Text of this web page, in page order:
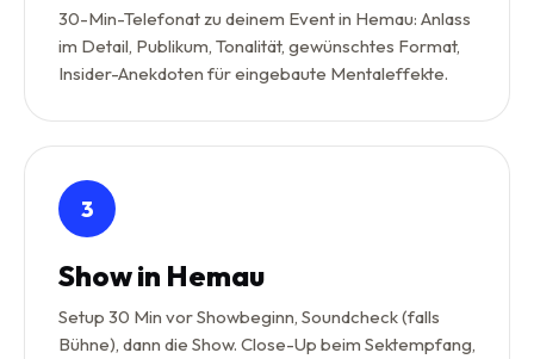
30-Min-Telefonat zu deinem Event in Hemau: Anlass
im Detail, Publikum, Tonalität, gewünschtes Format,
Insider-Anekdoten für eingebaute Mentaleffekte.
3
Show in Hemau
Setup 30 Min vor Showbeginn, Soundcheck (falls
Bühne), dann die Show. Close-Up beim Sektempfang,